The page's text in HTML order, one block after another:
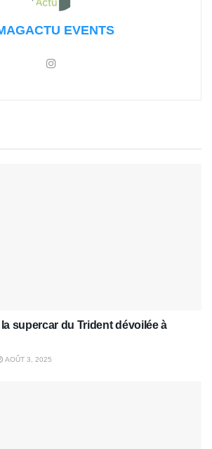
EVENTS
supercar du Trident dévoilée à
AOÛT 3, 2025